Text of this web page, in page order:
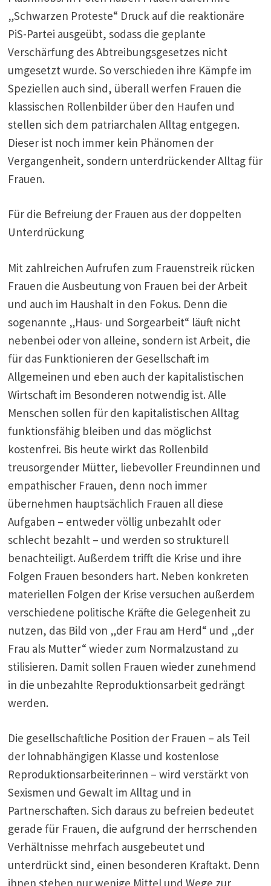
„Schwarzen Proteste“ Druck auf die reaktionäre
PiS-Partei ausgeübt, sodass die geplante
Verschärfung des Abtreibungsgesetzes nicht
umgesetzt wurde. So verschieden ihre Kämpfe im
Speziellen auch sind, überall werfen Frauen die
klassischen Rollenbilder über den Haufen und
stellen sich dem patriarchalen Alltag entgegen.
Dieser ist noch immer kein Phänomen der
Vergangenheit, sondern unterdrückender Alltag für
Frauen.
Für die Befreiung der Frauen aus der doppelten
Unterdrückung
Mit zahlreichen Aufrufen zum Frauenstreik rücken
Frauen die Ausbeutung von Frauen bei der Arbeit
und auch im Haushalt in den Fokus. Denn die
sogenannte „Haus- und Sorgearbeit“ läuft nicht
nebenbei oder von alleine, sondern ist Arbeit, die
für das Funktionieren der Gesellschaft im
Allgemeinen und eben auch der kapitalistischen
Wirtschaft im Besonderen notwendig ist. Alle
Menschen sollen für den kapitalistischen Alltag
funktionsfähig bleiben und das möglichst
kostenfrei. Bis heute wirkt das Rollenbild
treusorgender Mütter, liebevoller Freundinnen und
empathischer Frauen, denn noch immer
übernehmen hauptsächlich Frauen all diese
Aufgaben – entweder völlig unbezahlt oder
schlecht bezahlt – und werden so strukturell
benachteiligt. Außerdem trifft die Krise und ihre
Folgen Frauen besonders hart. Neben konkreten
materiellen Folgen der Krise versuchen außerdem
verschiedene politische Kräfte die Gelegenheit zu
nutzen, das Bild von „der Frau am Herd“ und „der
Frau als Mutter“ wieder zum Normalzustand zu
stilisieren. Damit sollen Frauen wieder zunehmend
in die unbezahlte Reproduktionsarbeit gedrängt
werden.
Die gesellschaftliche Position der Frauen – als Teil
der lohnabhängigen Klasse und kostenlose
Reproduktionsarbeiterinnen – wird verstärkt von
Sexismen und Gewalt im Alltag und in
Partnerschaften. Sich daraus zu befreien bedeutet
gerade für Frauen, die aufgrund der herrschenden
Verhältnisse mehrfach ausgebeutet und
unterdrückt sind, einen besonderen Kraftakt. Denn